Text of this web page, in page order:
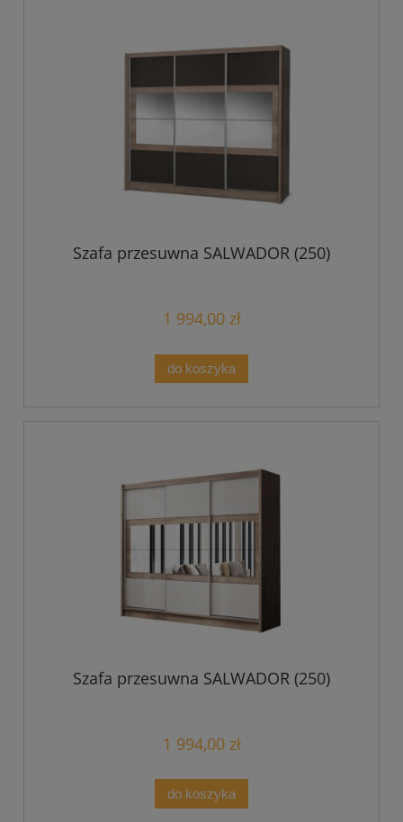
Szafa przesuwna SALWADOR (250)
1 994,00 zł
do koszyka
Szafa przesuwna SALWADOR (250)
1 994,00 zł
do koszyka